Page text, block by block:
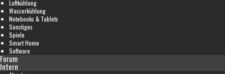
Luftkühlung
Wasserkühlung
Notebooks & Tablets
Sonstiges
Spiele
Smart Home
Software
Forum
Intern